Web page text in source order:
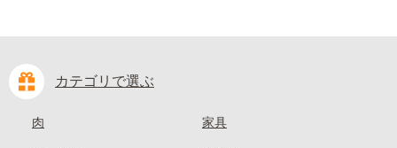
カテゴリで選ぶ
肉 家具